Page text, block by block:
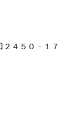
４５０－１７